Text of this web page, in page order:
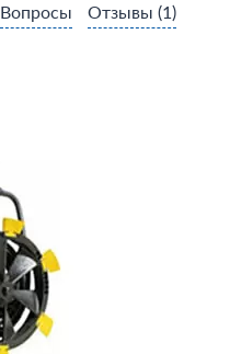
Вопросы Отзывы (1)